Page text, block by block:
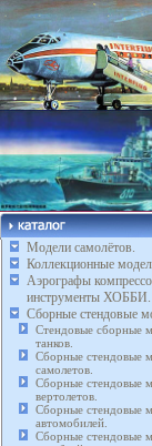
Модели самолётов.
Коллекционные
Аэрографы
инструменты ХОББИ.
Сборные стендовые
Стендовые сборные
танков.
Сборные стендовые
самолетов.
Сборные стендовые
вертолетов.
Сборные стендовые
автомобилей.
Сборные стендовые